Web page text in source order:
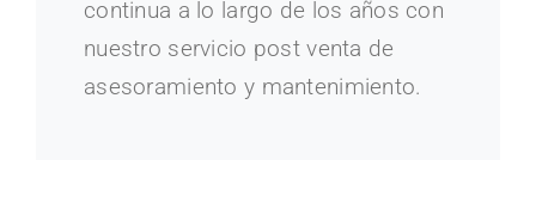
continua a lo largo de los años con
nuestro servicio post venta de
asesoramiento y mantenimiento.